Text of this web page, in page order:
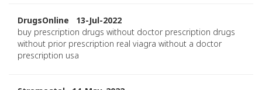
DrugsOnline 13-Jul-2022
buy prescription drugs without doctor prescription drugs
without prior prescription real viagra without a doctor
prescription usa